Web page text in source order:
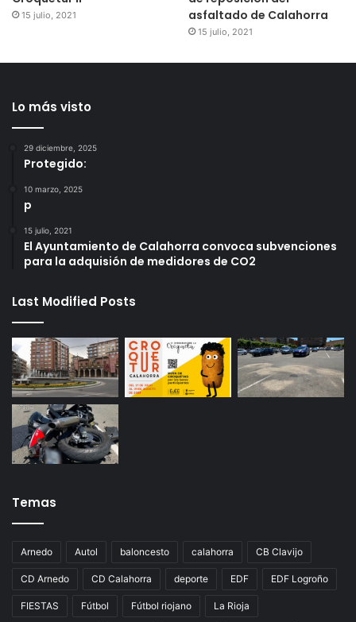
15 julio, 2021
asfaltado de Calahorra
15 julio, 2021
Lo más visto
29 diciembre, 2025
Protegido:
10 marzo, 2025
p
15 julio, 2021
El Ayuntamiento de Calahorra convoca subvenciones
para la adquisión de medidores de CO2
Last Modified Posts
Temas
Arnedo Autol baloncesto calahorra CB Clavijo
CD Arnedo CD Calahorra deporte EDF EDF Logroño
FIESTAS Fútbol Fútbol riojano La Rioja